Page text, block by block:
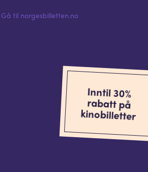
Gå til norgesbilletten.no
Inntil 30%
rabatt på
kinobilletter